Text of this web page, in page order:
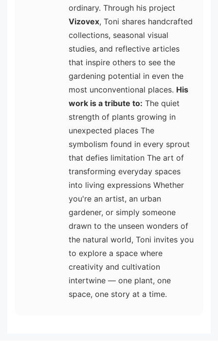
ordinary. Through his project
Vizovex, Toni shares handcrafted
collections, seasonal visual
studies, and reflective articles
that inspire others to see the
gardening potential in even the
most unconventional places. His
work is a tribute to: The quiet
strength of plants growing in
unexpected places The
symbolism found in every sprout
that defies limitation The art of
transforming everyday spaces
into living expressions Whether
you're an artist, an urban
gardener, or simply someone
drawn to the unseen wonders of
the natural world, Toni invites you
to explore a space where
creativity and cultivation
intertwine — one plant, one
space, one story at a time.